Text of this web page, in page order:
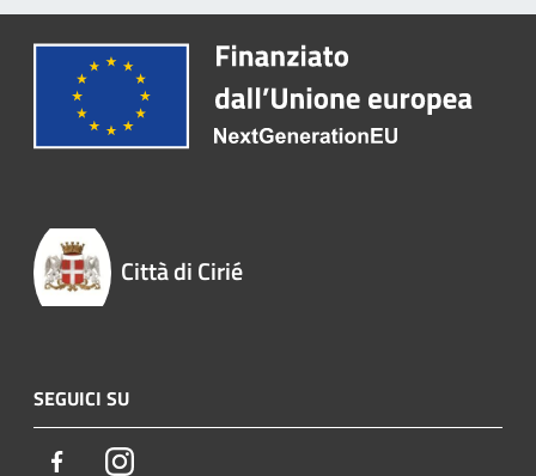
Città di Cirié
SEGUICI SU
FacebookInstagram